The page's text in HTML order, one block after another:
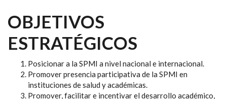
OBJETIVOS
ESTRATÉGICOS
Posicionar a la SPMI a nivel nacional e internacional.
Promover presencia participativa de la SPMI en
instituciones de salud y académicas.
Promover, facilitar e incentivar el desarrollo académico,